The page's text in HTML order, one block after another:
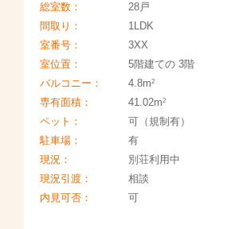
総室数：
28戸
間取り：
1LDK
室番号：
3XX
室位置：
5階建ての 3階
バルコニー：
4.8m2
専有面積： 41.02m2
ペット：
可（規制有）
駐車場：
有
現況：
別荘利用中
現況引渡：
相談
内見可否：
可